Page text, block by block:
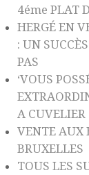
4éme PLAT
HERGÉ EN
: UN
PAS
‘VOUS
A CUVELIER
VENTE AUX
BRUXELLES
TOUS LES